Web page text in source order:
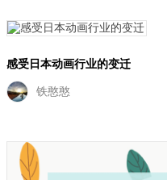
感受日本动画行业的变迁
铁憨憨